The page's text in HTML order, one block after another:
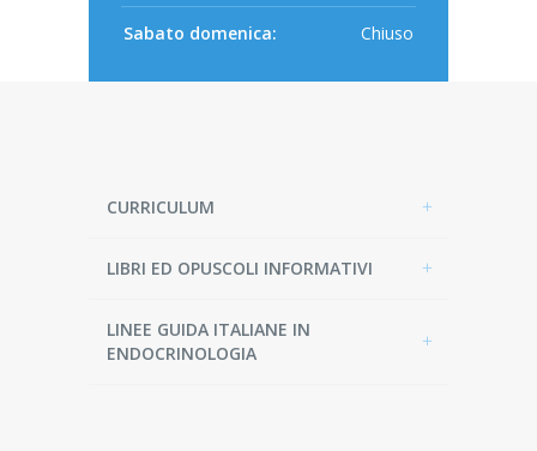
Sabato domenica: Chiuso
CURRICULUM
LIBRI ED OPUSCOLI INFORMATIVI
LINEE GUIDA ITALIANE IN
ENDOCRINOLOGIA